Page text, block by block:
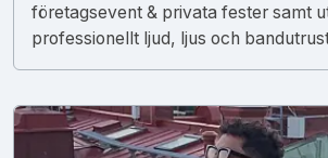
företagsevent & privata fester samt
professionellt ljud, ljus och